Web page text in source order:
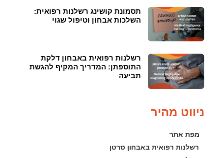
תסמונת קושינג רשלנות רפואית:
השלכות אבחון וטיפול שגוי
רשלנות רפואית באבחון דלקת
התוספתן: המדריך המקיף להגשת
תביעה
ניווט מהיר
מפת אתר
רשלנות רפואית באבחון סרטן